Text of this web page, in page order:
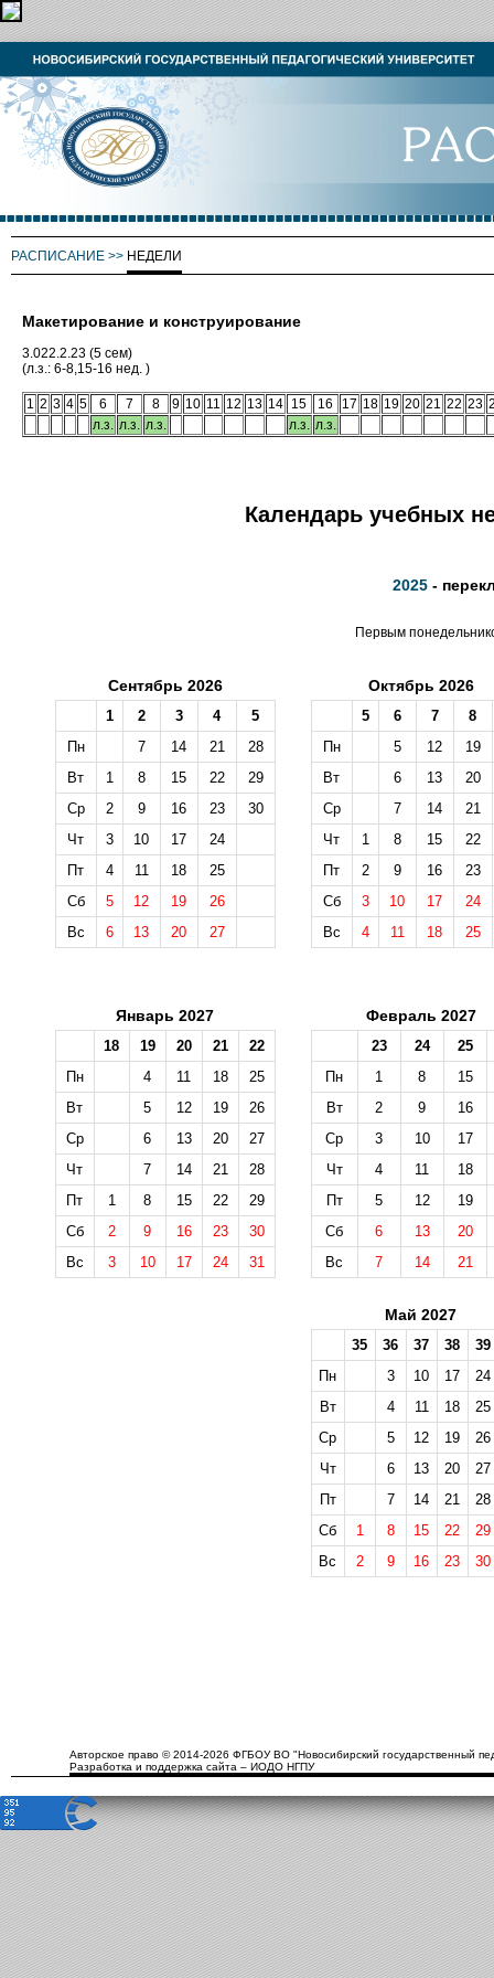
РАСПИСАНИЕ >> НЕДЕЛИ
Макетирование и конструирование
3.022.2.23 (5 сем)
(л.з.: 6-8,15-16 нед. )
1 2 3 4 5 6 7 8 9 10 11 12 13 14 15 16 17 18 19 20 21 22 23
л.з. л.з. л.з. л.з. л.з.
Календарь учебных
2025 -
Первым
Сентябрь 2026
1 2 3 4
5
Пн
7 14 21
28
Вт
1 8 15 22
29
Ср
2 9 16 23
30
Чт
3 10 17
24
Пт
4 11 18
25
Сб
5 12 19
26
Вс
6 13 20 27
Октябрь 2026
5 6 7
8
Пн
5 12
19
Вт
6 13
20
Ср
7 14
21
Чт
1 8 15
22
Пт
2 9 16
23
Сб
3 10 17
24
Вс
4 11 18 25
Январь 2027
18 19 20 21
22
Пн
4 11 18
25
Вт
5 12 19
26
Ср
6 13 20
27
Чт
7 14 21
28
Пт
1 8 15 22
29
Сб
2 9 16 23
30
Вс
3 10 17 24 31
Февраль 2027
23 24
25
Пн
1 8
15
Вт
2 9
16
Ср
3 10
17
Чт
4 11
18
Пт
5 12
19
Сб
6 13
20
Вс
7 14 21
Май 2027
35 36 37 38
39
Пн
3 10 17
24
Вт
4 11 18
25
Ср
5 12 19
26
Чт
6 13 20
27
Пт
7 14 21
28
Сб
1 8 15 22
29
Вс
2 9 16 23 30
Авторское право © 2014-2026 ФГБОУ ВО "Новосибирский государственный
Разработка и поддержка сайта – ИОДО НГПУ